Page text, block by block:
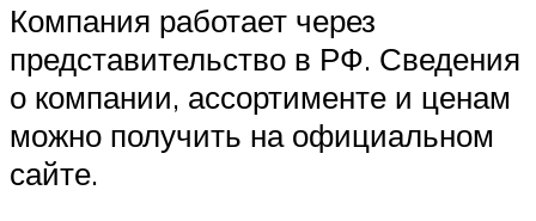
Компания работает через
представительство в РФ. Сведения
о компании, ассортименте и ценам
можно получить на официальном
сайте.